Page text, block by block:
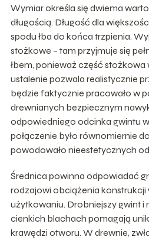
Wymiar określa się dwiema
długością. Długość dla
spodu łba do końca trzpienia.
stożkowe – tam przyjmuje się
łbem, ponieważ część stożkowa
ustalenie pozwala realistycznie
będzie faktycznie pracowało w
drewnianych bezpiecznym
odpowiedniego odcinka gwintu
połączenie było równomiernie
powodowało nieestetycznych
Średnica powinna odpowiadać
rodzajowi obciążenia konstrukcji
użytkowaniu. Drobniejszy gwint i
cienkich blachach pomagają
krawędzi otworu. W drewnie,